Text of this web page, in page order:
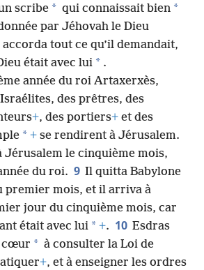
scribe * qui connaissait bien *
par Jéhovah le Dieu
tout ce qu’il demandait,
était avec lui * .
année du roi Artaxerxès,
des prêtres, des
+, des portiers+ et des
* + se rendirent à Jérusalem.
Jérusalem le cinquième mois,
du roi. 9 Il quitta Babylone
premier mois, et il arriva à
jour du cinquième mois, car
était avec lui * +. 10 Esdras
cœur * à consulter la Loi de
+, et à enseigner les ordres